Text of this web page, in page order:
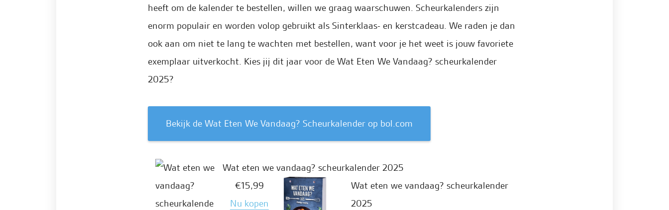
heeft om de kalender te bestellen, willen we graag waarschuwen. Scheurkalenders zijn
enorm populair en worden volop gebruikt als Sinterklaas- en kerstcadeau. We raden je dan
ook aan om niet te lang te wachten met bestellen, want voor je het weet is jouw favoriete
exemplaar uitverkocht. Kies jij dit jaar voor de Wat Eten We Vandaag? scheurkalender
2025?
Bekijk de Wat Eten We Vandaag? Scheurkalender op bol.com
Wat eten we vandaag? scheurkalender 2025
€15,99
Nu kopen
Wat eten we vandaag? scheurkalender
2025